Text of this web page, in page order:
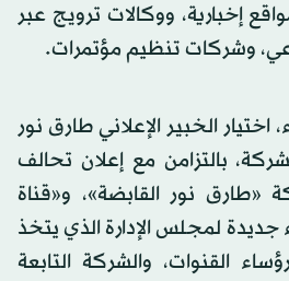
إخبارية، ووكالات ترويج عبر
وشركات تنظيم مؤتمرات.
اختيار الخبير الإعلاني طارق نور
بالتزامن مع إعلان تحالف
«طارق نور القابضة»، و«قناة
لمجلس الإدارة الذي يتخذ
القنوات، والشركة التابعة